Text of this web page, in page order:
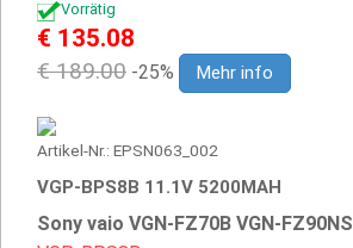
Vorrätig
€ 135.08
€ 189.00 -25% Mehr info
Artikel-Nr.: EPSN063_002
VGP-BPS8B 11.1V 5200MAH
Sony vaio VGN-FZ70B VGN-